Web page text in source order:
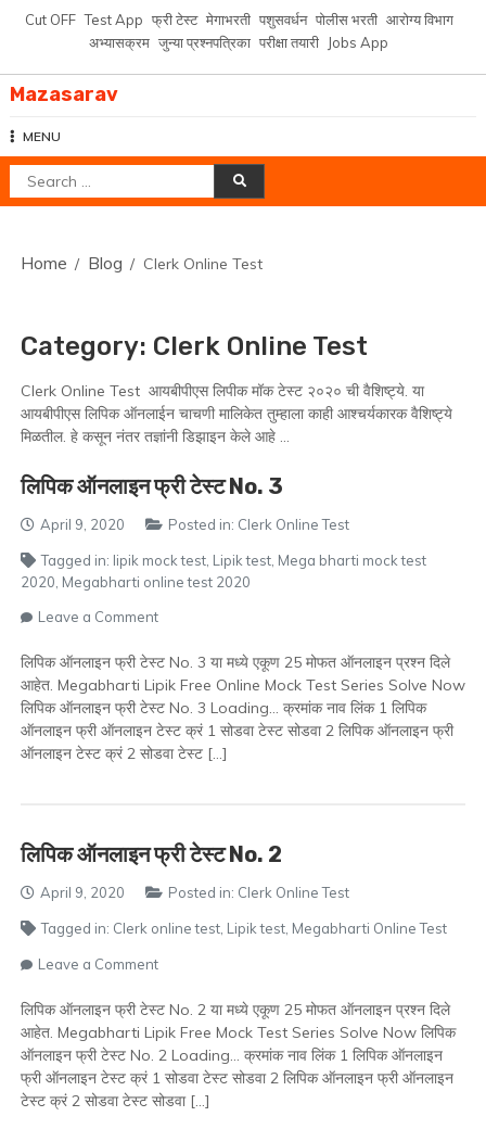
SkipCut OFF Test App फ्री टेस्ट मेगाभरती पशुसवर्धन पोलीस भरती आरोग्य विभाग
अभ्यासक्रम जुन्या प्रश्नपत्रिका परीक्षा तयारी Jobs App
Mazasarav
MENU
Search
for:
Home Blog Clerk Online Test
Category: Clerk Online Test
Clerk Online Test आयबीपीएस लिपीक मॉक टेस्ट २०२० ची वैशिष्ट्ये. या
आयबीपीएस लिपिक ऑनलाईन चाचणी मालिकेत तुम्हाला काही आश्चर्यकारक वैशिष्ट्ये
मिळतील. हे कसून नंतर तज्ञांनी डिझाइन केले आहे …
लिपिक ऑनलाइन फ्री टेस्ट No. 3
April 9, 2020 Posted in: Clerk Online Test
Tagged in: lipik mock test, Lipik test, Mega bharti mock test
2020, Megabharti online test 2020
Leave a Commenton
ऑनलाइन
फ्री
टेस्ट
No.
3
लिपिक ऑनलाइन फ्री टेस्ट No. 3 या मध्ये एकूण 25 मोफत ऑनलाइन प्रश्न दिले
आहेत. Megabharti Lipik Free Online Mock Test Series Solve Now
लिपिक ऑनलाइन फ्री टेस्ट No. 3 Loading… क्रमांक नाव लिंक 1 लिपिक
ऑनलाइन फ्री ऑनलाइन टेस्ट क्रं 1 सोडवा टेस्ट सोडवा 2 लिपिक ऑनलाइन फ्री
ऑनलाइन टेस्ट क्रं 2 सोडवा टेस्ट […]
लिपिक ऑनलाइन फ्री टेस्ट No. 2
April 9, 2020 Posted in: Clerk Online Test
Tagged in: Clerk online test, Lipik test, Megabharti Online Test
Leave a Commenton
ऑनलाइन
फ्री
टेस्ट
No.
2
लिपिक ऑनलाइन फ्री टेस्ट No. 2 या मध्ये एकूण 25 मोफत ऑनलाइन प्रश्न दिले
आहेत. Megabharti Lipik Free Mock Test Series Solve Now लिपिक
ऑनलाइन फ्री टेस्ट No. 2 Loading… क्रमांक नाव लिंक 1 लिपिक ऑनलाइन
फ्री ऑनलाइन टेस्ट क्रं 1 सोडवा टेस्ट सोडवा 2 लिपिक ऑनलाइन फ्री ऑनलाइन
टेस्ट क्रं 2 सोडवा टेस्ट सोडवा […]